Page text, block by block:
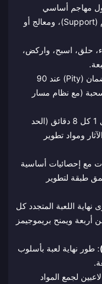
مهاجم أساسي
(DPS)، مهاجم مساعد (Sub-DPS)، دعم (Support)، ومعالج أو
حلق، اسبح، واركض،
: شخصيات 5 نجوم بضمان (Pity) عند 90
وأسلحة 5 نجوم بضمان عند 80 سحبة (مع نظام مسار
: يتجدد الرزن الأصلي بمعدل 1 كل 8 دقائق (الحد
الآثار ومواد تطوير
بـ 5 خانات مع إحصائيات أساسية
طبقة لتطوير
نهاية اللعبة المتجدد كل
من أربعة ويمنح بريموجيمز
: طور نهاية لعبة بأسلوب
مع ما يصل إلى 4 لاعبين لجمع المواد